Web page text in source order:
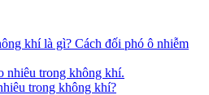
khí là gì? Cách đối phó ô nhiễm
trong không khí?